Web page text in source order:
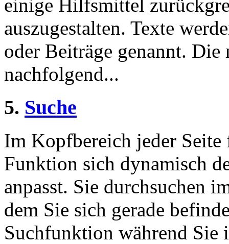
einige Hilfsmittel
auszugestalten. Texte
oder Beiträge genannt.
nachfolgend...
5. Suche
Im Kopfbereich jeder Seite
Funktion sich dynamisch
anpasst. Sie durchsuchen
dem Sie sich gerade
Suchfunktion während Sie